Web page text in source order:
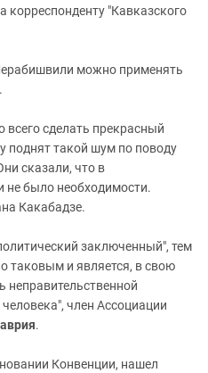
корреспонденту "Кавказского
можно применять
всего сделать прекрасный
поднят такой шум по поводу
сказали, что в
не было необходимости.
Какабадзе.
заключенный", тем
таковым и является, в свою
неправительственной
член Ассоциации
.
Конвенции, нашел